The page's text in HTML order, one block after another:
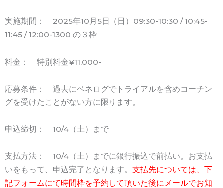
実施期間： 2025年10月5日（日）09:30-10:30 / 10:45-
11:45 / 12:00-1300 の３枠
料金： 特別料金¥11,000-
応募条件： 過去にベネログでトライアルを含めコーチン
グを受けたことがない方に限ります。
申込締切： 10/4（土）まで
支払方法： 10/4（土）までに銀行振込で前払い。お支払
いをもって、申込完了となります。 支払先については、下
記フォームにて時間枠を予約して頂いた後にメールでお知